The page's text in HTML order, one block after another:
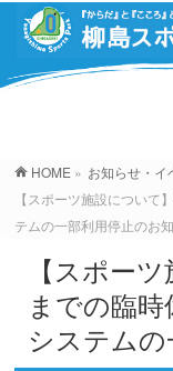
HOME » お知らせ・イ
【スポーツ施設について
テムの一部利用停止のお
【スポー
までの臨
システム